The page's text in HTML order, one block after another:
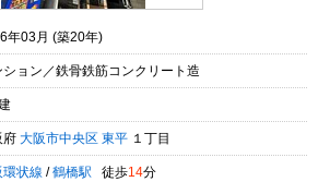
年03月 (築20年)
ション／鉄骨鉄筋コンクリート造
府 大阪市中央区 東平 １丁目
環状線 / 鶴橋駅 徒歩14分